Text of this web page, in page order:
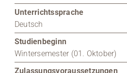
Unterrichtssprache
Deutsch
Studienbeginn
Wintersemester (01. Oktober)
Zulassungsvoraussetzungen